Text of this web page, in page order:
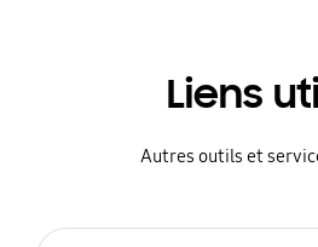
Liens
Autres outils et